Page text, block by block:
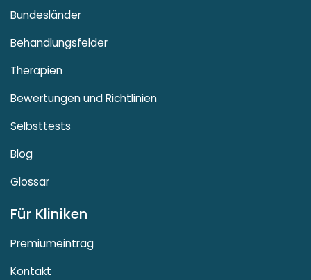
Bundesländer
Behandlungsfelder
Therapien
Bewertungen und Richtlinien
Selbsttests
Blog
Glossar
Für Kliniken
Premiumeintrag
Kontakt